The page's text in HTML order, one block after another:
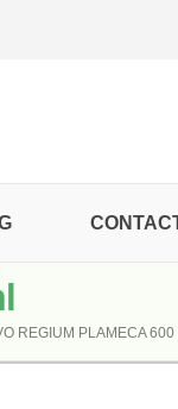
REGIUM PLAMECA 600